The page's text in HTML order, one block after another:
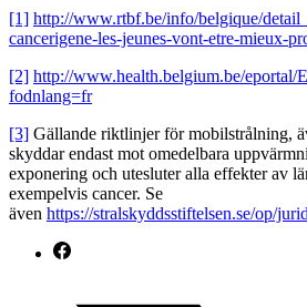
[1] http://www.rtbf.be/info/belgique/
cancerigene-les-jeunes-vont-etre-mieux-
[2] http://www.health.belgium.be/eportal/
fodnlang=fr
[3] Gällande riktlinjer för mobilstrålning,
skyddar endast mot omedelbara
exponering och utesluter alla effekter av
exempelvis cancer. Se
även https://stralskyddsstiftelsen.se/op/